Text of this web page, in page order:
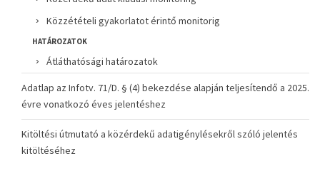
Közzétételi gyakorlatot érintő monitorig
HATÁROZATOK
Átláthatósági határozatok
Adatlap az Infotv. 71/D. § (4) bekezdése alapján teljesítendő a 2025.
évre vonatkozó éves jelentéshez
Kitöltési útmutató a közérdekű adatigénylésekről szóló jelentés
kitöltéséhez